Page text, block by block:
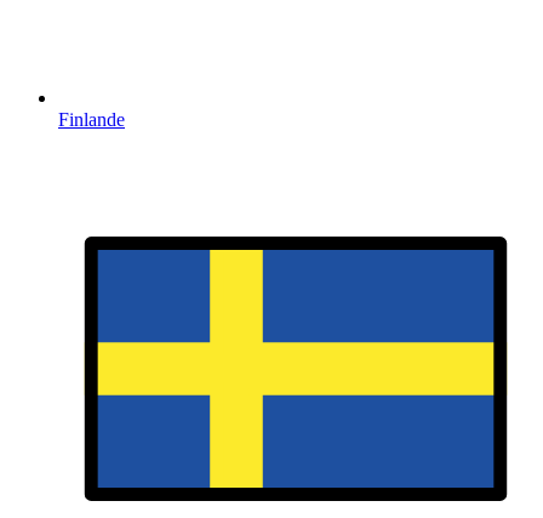
Finlande